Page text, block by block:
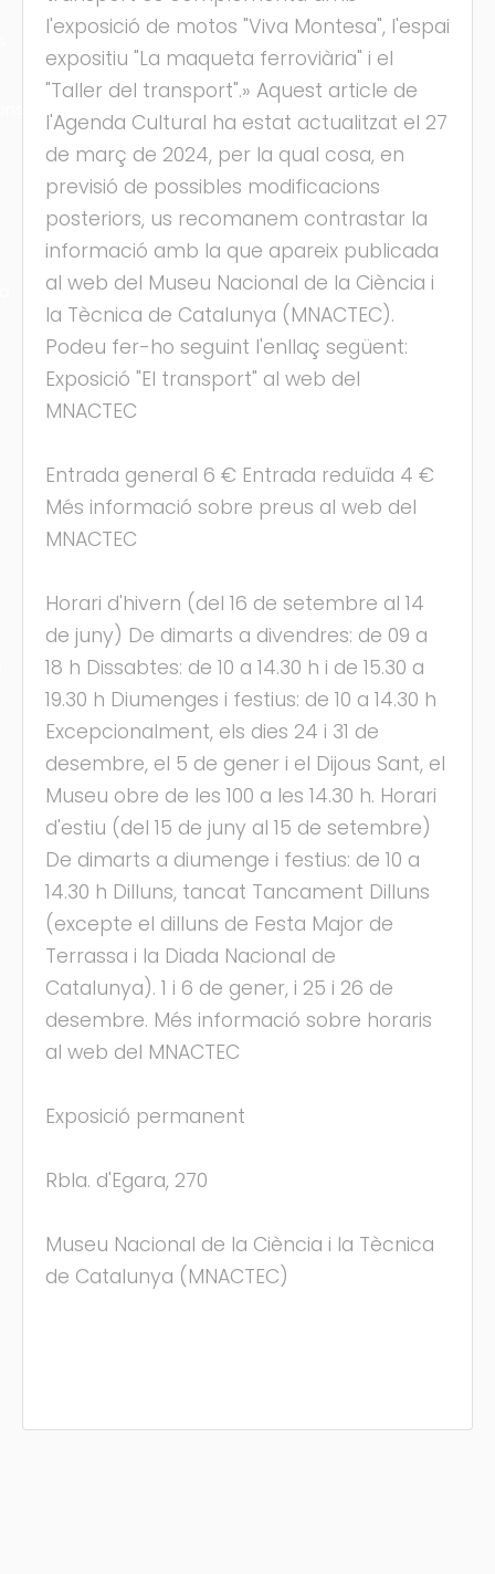
l'exposició de motos "Viva Montesa", l'espai
expositiu "La maqueta ferroviària" i el
"Taller del transport".» Aquest article de
l'Agenda Cultural ha estat actualitzat el 27
de març de 2024, per la qual cosa, en
previsió de possibles modificacions
posteriors, us recomanem contrastar la
informació amb la que apareix publicada
al web del Museu Nacional de la Ciència i
la Tècnica de Catalunya (MNACTEC).
Podeu fer-ho seguint l'enllaç següent:
Exposició "El transport" al web del
MNACTEC
Entrada general 6 € Entrada reduïda 4 €
Més informació sobre preus al web del
MNACTEC
Horari d'hivern (del 16 de setembre al 14
de juny) De dimarts a divendres: de 09 a
18 h Dissabtes: de 10 a 14.30 h i de 15.30 a
19.30 h Diumenges i festius: de 10 a 14.30 h
Excepcionalment, els dies 24 i 31 de
desembre, el 5 de gener i el Dijous Sant, el
Museu obre de les 100 a les 14.30 h. Horari
d'estiu (del 15 de juny al 15 de setembre)
De dimarts a diumenge i festius: de 10 a
14.30 h Dilluns, tancat Tancament Dilluns
(excepte el dilluns de Festa Major de
Terrassa i la Diada Nacional de
Catalunya). 1 i 6 de gener, i 25 i 26 de
desembre. Més informació sobre horaris
al web del MNACTEC
Exposició permanent
Rbla. d'Egara, 270
Museu Nacional de la Ciència i la Tècnica
de Catalunya (MNACTEC)